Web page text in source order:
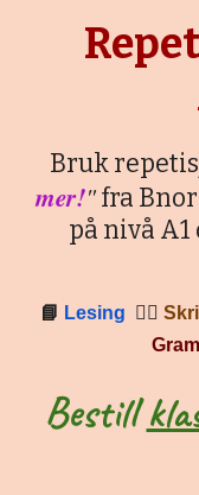
Bruk
mer!"fra
på nivå A1
📘 Lesing ✍🏼
Bestill